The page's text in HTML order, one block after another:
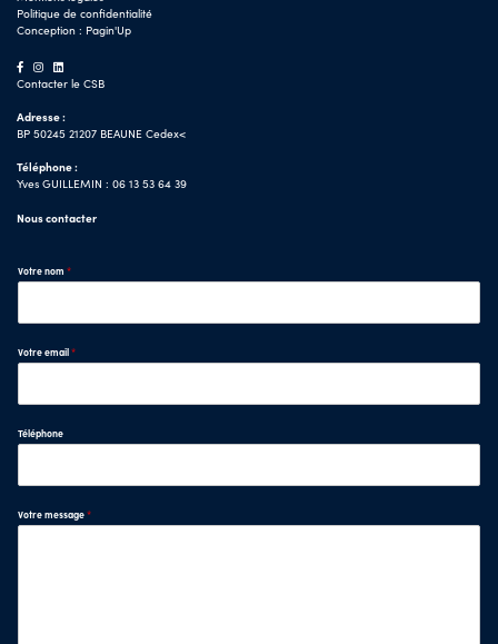
Politique de confidentialité
Conception : Pagin'Up
Contacter le CSB
Adresse :
BP 50245 21207 BEAUNE Cedex<
Téléphone :
Yves GUILLEMIN : 06 13 53 64 39
Nous contacter
Votre nom *
Votre email*
Téléphone
Votre message*